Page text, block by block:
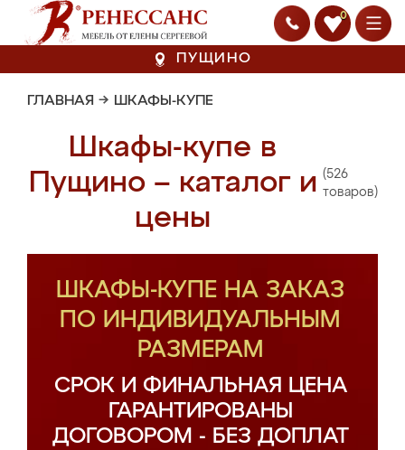
0
ПУЩИНО
ГЛАВНАЯ → ШКАФЫ-КУПЕ
Шкафы-купе в
Пущино – каталог и
цены
(526
товаров)
ШКАФЫ-КУПЕ НА ЗАКАЗ
ПО ИНДИВИДУАЛЬНЫМ
РАЗМЕРАМ
СРОК И ФИНАЛЬНАЯ ЦЕНА
ГАРАНТИРОВАНЫ
ДОГОВОРОМ - БЕЗ ДОПЛАТ